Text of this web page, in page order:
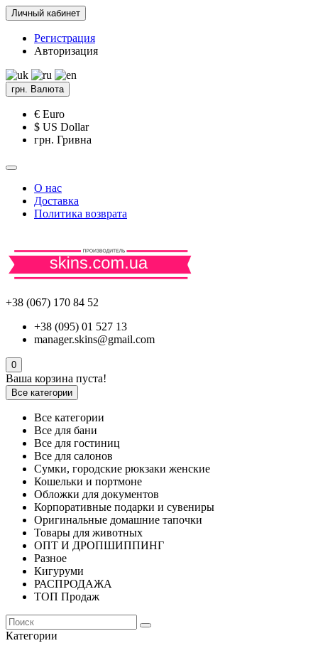
Личный кабинет
Регистрация
Авторизация
грн. Валюта
€ Euro
$ US Dollar
грн. Гривна
О нас
Доставка
Политика возврата
+38 (067) 170 84 52
+38 (095) 01 527 13
manager.skins@gmail.com
0
Ваша корзина пуста!
Все категории
Все категории
Все для бани
Все для гостиниц
Все для салонов
Сумки, городские рюкзаки женские
Кошельки и портмоне
Обложки для документов
Корпоративные подарки и сувениры
Оригинальные домашние тапочки
Товары для животных
ОПТ И ДРОПШИППИНГ
Разное
Кигуруми
РАСПРОДАЖА
ТОП Продаж
Категории